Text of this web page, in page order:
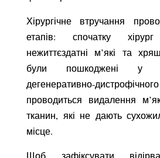
Хірургічне втручання
етапів: спочатку
нежиттєздатні м’які та
були пошкоджені у
дегенеративно-
проводиться видалення
тканин, які не дають
місце.